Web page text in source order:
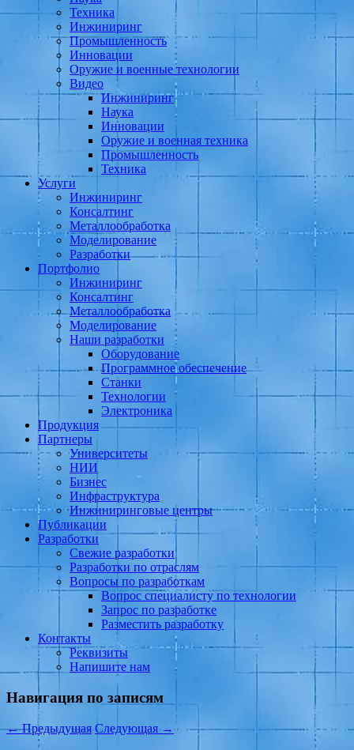
Техника
Инжиниринг
Промышленность
Инновации
Оружие и военные технологии
Видео
Инжиниринг
Наука
Инновации
Оружие и военная техника
Промышленность
Техника
Услуги
Инжиниринг
Консалтинг
Металлообработка
Моделирование
Разработки
Портфолио
Инжиниринг
Консалтинг
Металлообработка
Моделирование
Наши разработки
Оборудование
Программное обеспечение
Станки
Технологии
Электроника
Продукция
Партнеры
Университеты
НИИ
Бизнес
Инфраструктура
Инжиниринговые центры
Публикации
Разработки
Свежие разработки
Разработки по отраслям
Вопросы по разработкам
Вопрос специалисту по технологии
Запрос по разработке
Разместить разработку
Контакты
Реквизиты
Напишите нам
Навигация по записям
←Предыдущая Следующая →